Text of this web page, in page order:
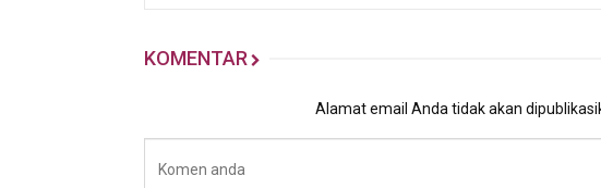
KOMENTAR
Alamat email Anda tidak akan